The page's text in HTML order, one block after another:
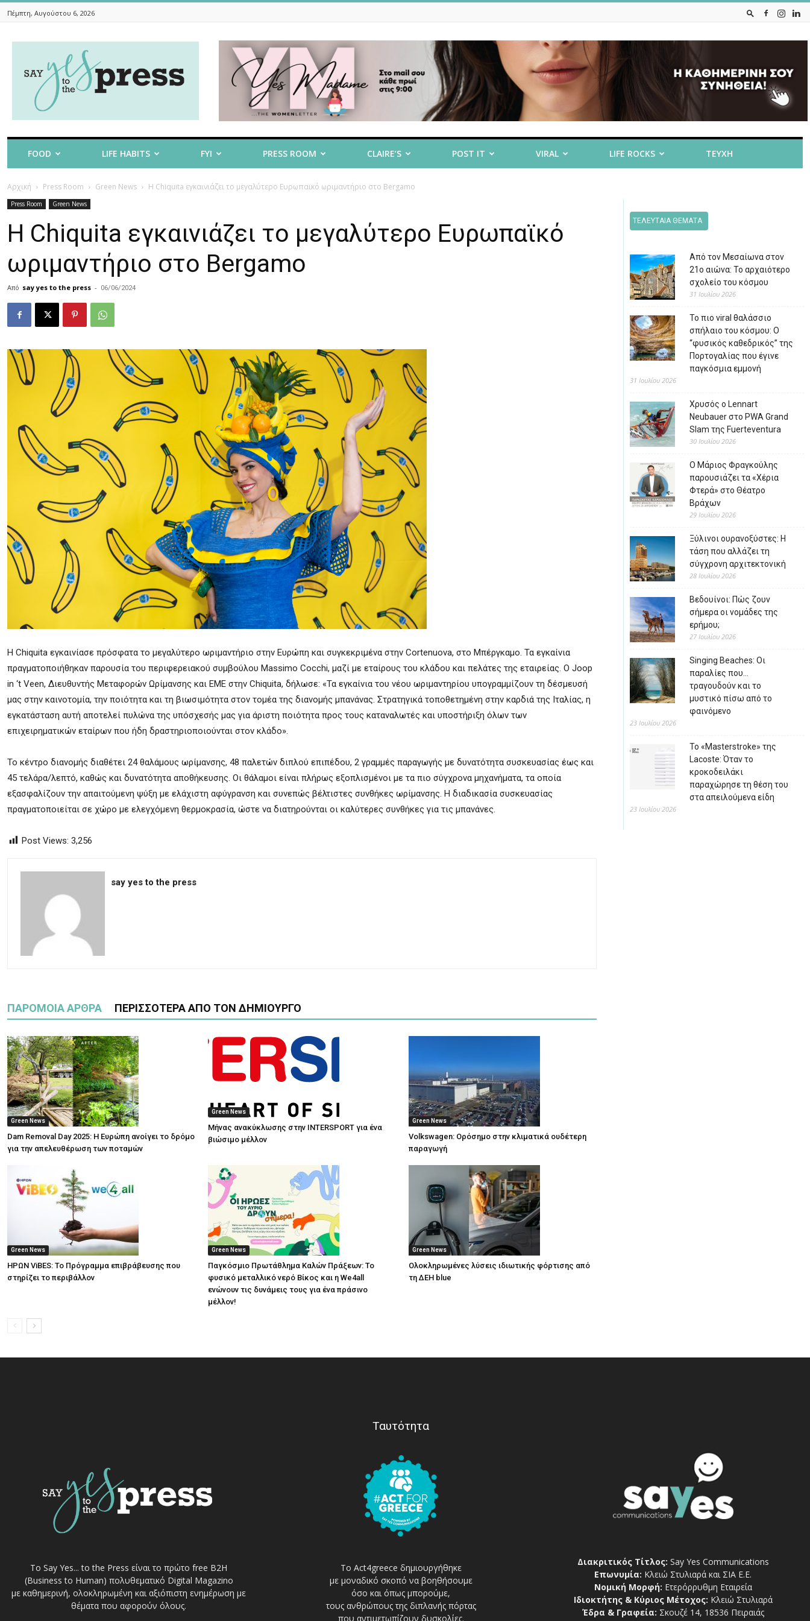
Πέμπτη, Αυγούστου 6, 2026
To
The
FOOD LIFE HABITS FYI PRESS ROOM CLAIRE’S POST IT VIRAL LIFE ROCKS ΤΕΥΧΗ
Αρχική Press Room Green News Η Chiquita εγκαινιάζει το μεγαλύτερο Ευρωπαϊκό ωριμαντήριο στο Bergamo
Press Room Green News
Η Chiquita εγκαινιάζει το μεγαλύτερο Ευρωπαϊκό
ωριμαντήριο στο Bergamo
Από say yes to the press - 06/06/2024
Η Chiquita εγκαινίασε πρόσφατα το μεγαλύτερο ωριμαντήριο στην Ευρώπη και συγκεκριμένα στην Cortenuova, στο Μπέργκαμο. Τα εγκαίνια
πραγματοποιήθηκαν παρουσία του περιφερειακού συμβούλου Massimo Cocchi, μαζί με εταίρους του κλάδου και πελάτες της εταιρείας. Ο Joop
in ‘t Veen, Διευθυντής Μεταφορών Ωρίμανσης και ΕΜΕ στην Chiquita, δήλωσε: «Τα εγκαίνια του νέου ωριμαντηρίου υπογραμμίζουν τη δέσμευσή
μας στην καινοτομία, την ποιότητα και τη βιωσιμότητα στον τομέα της διανομής μπανάνας. Στρατηγικά τοποθετημένη στην καρδιά της Ιταλίας, η
εγκατάσταση αυτή αποτελεί πυλώνα της υπόσχεσής μας για άριστη ποιότητα προς τους καταναλωτές και υποστήριξη όλων των
επιχειρηματικών εταίρων που ήδη δραστηριοποιούνται στον κλάδο».
Το κέντρο διανομής διαθέτει 24 θαλάμους ωρίμανσης, 48 παλετών διπλού επιπέδου, 2 γραμμές παραγωγής με δυνατότητα συσκευασίας έως και
45 τελάρα/λεπτό, καθώς και δυνατότητα αποθήκευσης. Οι θάλαμοι είναι πλήρως εξοπλισμένοι με τα πιο σύγχρονα μηχανήματα, τα οποία
εξασφαλίζουν την απαιτούμενη ψύξη με ελάχιστη αφύγρανση και συνεπώς βέλτιστες συνθήκες ωρίμανσης. Η διαδικασία συσκευασίας
πραγματοποιείται σε χώρο με ελεγχόμενη θερμοκρασία, ώστε να διατηρούνται οι καλύτερες συνθήκες για τις μπανάνες.
Post Views: 3,256
say yes to the press
ΠΑΡΟΜΟΙΑ ΑΡΘΡΑ ΠΕΡΙΣΣΟΤΕΡΑ ΑΠΟ ΤΟΝ ΔΗΜΙΟΥΡΓΟ
Green News
Dam Removal Day 2025: Η Ευρώπη ανοίγει το δρόμο
για την απελευθέρωση των ποταμών
Green News
Μήνας ανακύκλωσης στην INTERSPORT για ένα
βιώσιμο μέλλον
Green News
Volkswagen: Ορόσημο στην κλιματικά ουδέτερη
παραγωγή
Green News
ΗΡΩΝ ViBES: Το Πρόγραμμα επιβράβευσης που
στηρίζει το περιβάλλον
Green News
Παγκόσμιο Πρωτάθλημα Καλών Πράξεων: Το
φυσικό μεταλλικό νερό Βίκος και η We4all
ενώνουν τις δυνάμεις τους για ένα πράσινο
μέλλον!
Green News
Ολοκληρωμένες λύσεις ιδιωτικής φόρτισης από
τη ΔΕΗ blue
ΤΕΛΕΥΤΑΙΑ ΘΕΜΑΤΑ
Από τον Μεσαίωνα στον
21ο αιώνα: Το αρχαιότερο
σχολείο του κόσμου
31 Ιουλίου 2026
Το πιο viral θαλάσσιο
σπήλαιο του κόσμου: Ο
“φυσικός καθεδρικός” της
Πορτογαλίας που έγινε
παγκόσμια εμμονή
31 Ιουλίου 2026
Χρυσός ο Lennart
Neubauer στο PWA Grand
Slam της Fuerteventura
30 Ιουλίου 2026
Ο Μάριος Φραγκούλης
παρουσιάζει τα «Χέρια
Φτερά» στο Θέατρο
Βράχων
29 Ιουλίου 2026
Ξύλινοι ουρανοξύστες: Η
τάση που αλλάζει τη
σύγχρονη αρχιτεκτονική
28 Ιουλίου 2026
Βεδουίνοι: Πώς ζουν
σήμερα οι νομάδες της
ερήμου;
27 Ιουλίου 2026
Singing Beaches: Οι
παραλίες που…
τραγουδούν και το
μυστικό πίσω από το
φαινόμενο
23 Ιουλίου 2026
Το «Masterstroke» της
Lacoste: Όταν το
κροκοδειλάκι
παραχώρησε τη θέση του
στα απειλούμενα είδη
23 Ιουλίου 2026
Το Say Yes... to the Press είναι το πρώτο free Β2Η
(Business to Human) πολυθεματικό Digital Magazino
με καθημερινή, ολοκληρωμένη και αξιόπιστη ενημέρωση με
θέματα που αφορούν όλους.
Ταυτότητα
Το Act4greece δημιουργήθηκε
με μοναδικό σκοπό να βοηθήσουμε
όσο και όπως μπορούμε,
τους ανθρώπους της διπλανής πόρτας
που αντιμετωπίζουν δυσκολίες.
Διακριτικός Τίτλος: Say Yes Communications
Επωνυμία: Κλειώ Στυλιαρά και ΣΙΑ Ε.Ε.
Νομική Μορφή: Ετερόρρυθμη Εταιρεία
Ιδιοκτήτης & Κύριος Μέτοχος: Κλειώ Στυλιαρά
Έδρα & Γραφεία: Σκουζέ 14, 18536 Πειραιάς